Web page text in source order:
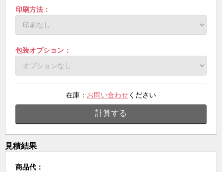
印刷方法：
包装オプション：
在庫： お問い合わせください
計算する
見積結果
商品代：